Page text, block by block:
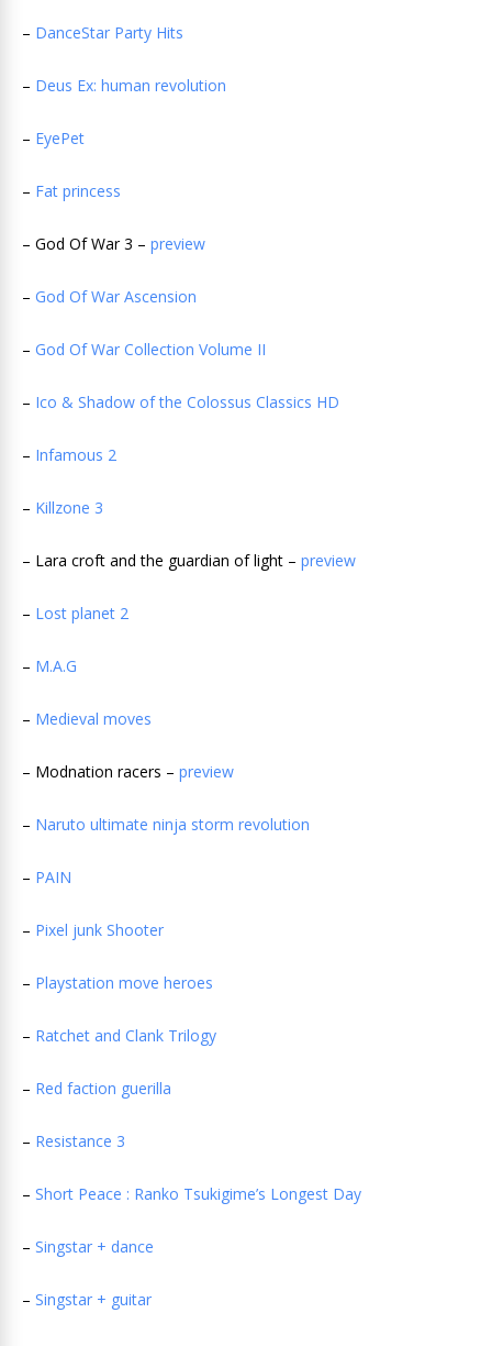
– DanceStar Party Hits
– Deus Ex: human revolution
– EyePet
– Fat princess
– God Of War 3 – preview
– God Of War Ascension
– God Of War Collection Volume II
– Ico & Shadow of the Colossus Classics HD
– Infamous 2
– Killzone 3
– Lara croft and the guardian of light – preview
– Lost planet 2
– M.A.G
– Medieval moves
– Modnation racers – preview
– Naruto ultimate ninja storm revolution
– PAIN
– Pixel junk Shooter
– Playstation move heroes
– Ratchet and Clank Trilogy
– Red faction guerilla
– Resistance 3
– Short Peace : Ranko Tsukigime’s Longest Day
– Singstar + dance
– Singstar + guitar